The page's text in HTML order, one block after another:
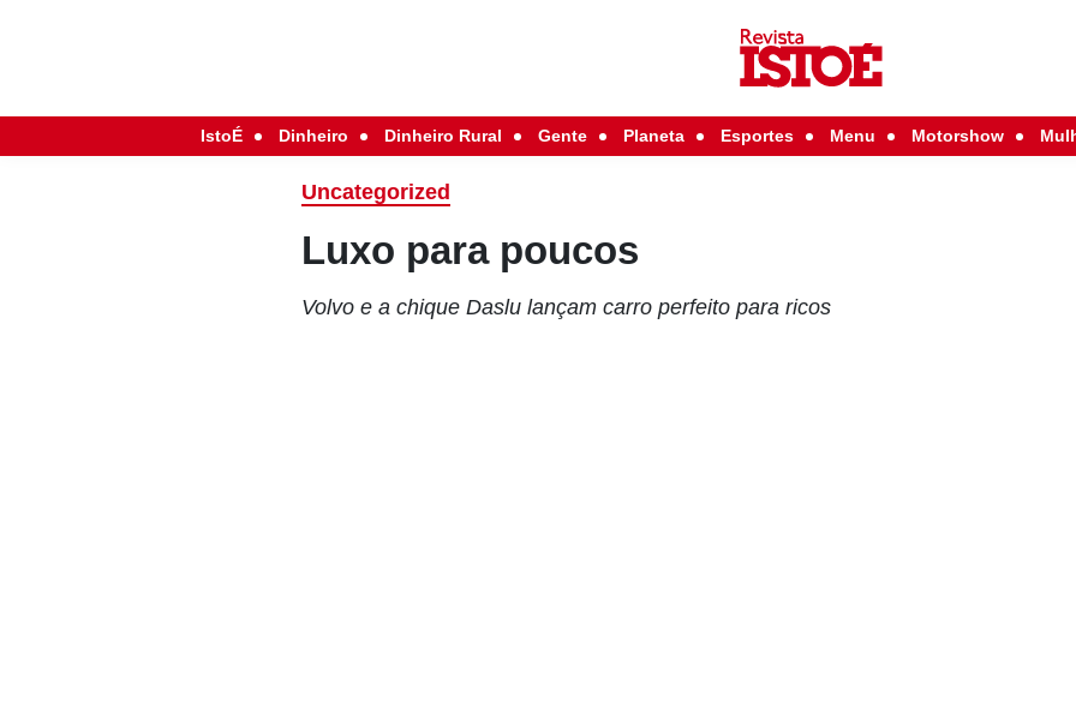
IstoÉ Dinheiro Dinheiro Rural Gente Planeta Esportes Menu Motorshow
Uncategorized
Luxo para poucos
Volvo e a chique Daslu lançam carro perfeito para ricos